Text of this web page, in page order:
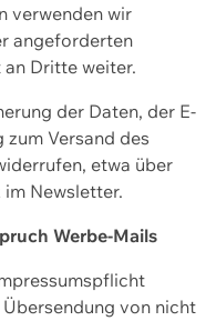
verwenden wir
angeforderten
Dritte weiter.
der Daten, der E-
zum Versand des
etwa über
Newsletter.
Werbe-Mails
von nicht